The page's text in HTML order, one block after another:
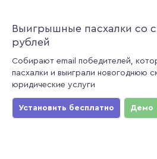
Выигрышные пасхалки со
рублей
Собирают email победителей,
пасхалки и выиграли новогоднюю
юридические услуги
Установить бесплатно Демо